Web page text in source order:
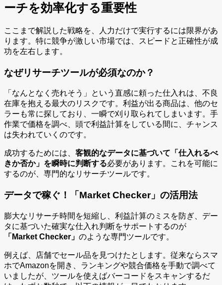
ーチを効率化する重要性
ここまで解説した戦略を、人力だけで実行するには限界があ
ります。特に競争が激しい市場では、スピードと正確性が成
功を左右します。
なぜリサーチツールが必須なのか？
「なんとなく売れそう」という直感に頼った仕入れは、不良
在庫を抱える最大のリスクです。利益が出る商品は、他のセ
ラーも常に探しており、一瞬で刈り取られてしまいます。手
作業で価格を調べ、頭で利益計算をしている間に、チャンス
は失われていくのです。
成功するためには、 客観的なデータに基づいて「仕入れるべ
きか否か」を瞬時に判断する必要があります。これを可能に
するのが、専門的なリサーチツールです。
データで稼ぐ！「Market Checker」の活用法
膨大なリサーチ時間を短縮し、利益計算のミスを防ぎ、デー
タに基づいた確実な仕入れ判断をサポートするのが
「Market Checker」 のような専門ツールです。
例えば、店舗でセール品を見つけたとします。従来ならスマ
ホでAmazonを開き、ランキングや競合価格を手動で調べて
いましたが、ツールを使えばバーコードをスキャンするだ